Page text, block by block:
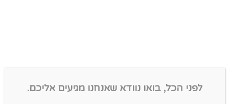
לפני הכל, בואו נוודא שאנחנו מגיעים אליכם.